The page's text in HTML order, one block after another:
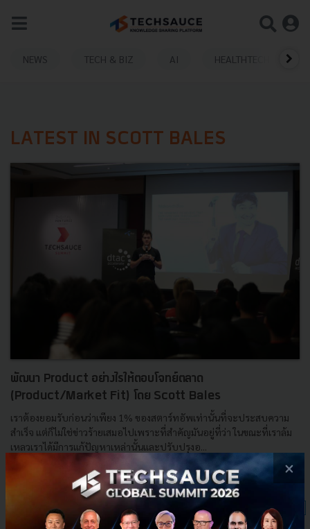
NEWS TECH & BIZ AI HEALTHTECH
LATEST IN SCOTT BALES
พัฒนา Product อย่างไรให้ตอบโจทย์ตลาด
(Product/Market Fit) โดย Scott Bales
เราต้องยอมรับก่อนว่าเพียง 1% ของสตาร์ทอัพเท่านั้นที่จะประสบความ
สำเร็จ แต่ก็ไม่ใช่ข่าวร้ายเสมอไปเพราะที่สำคัญมันอยู่ที่ว่า ในขณะที่เราล้ม
เหลวเราได้มีการแก้ปัญหาเหล่านั้นและปรับปรุงอ...
| ByTechsauce Team
Scott Bales development Techsauce Summit Product/Market Fit
×